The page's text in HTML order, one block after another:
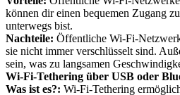
können dir einen bequemen Zugang
unterwegs bist.
Nachteile: Öffentliche Wi-Fi-
sie nicht immer verschlüsselt sind.
sein, was zu langsamen
Wi-Fi-Tethering über USB oder
Was ist es?: Wi-Fi-Tethering